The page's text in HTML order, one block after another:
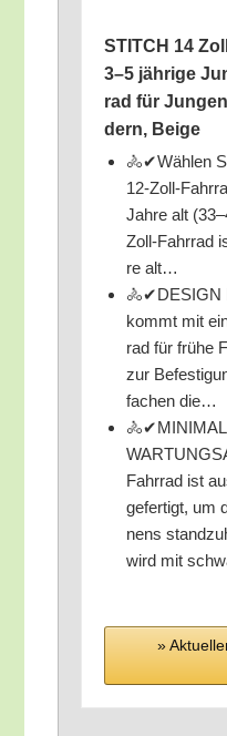
STITCH 14
3–5 jäh­ri­ge
rad für
dern, Beige
🚴✔Wäh­len
12-Zoll-
Jah­re alt
Zoll-Fahr­rad
re alt…
🚴✔DESIGN
kommt mit
rad für frü­he
zur
fa­chen die…
Fahr­rad ist
gefer­tigt, um
nens
wird mit
»